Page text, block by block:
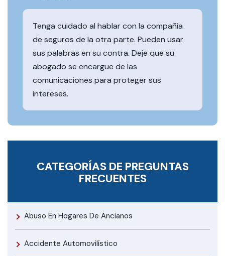
Tenga cuidado al hablar con la compañía
de seguros de la otra parte. Pueden usar
sus palabras en su contra. Deje que su
abogado se encargue de las
comunicaciones para proteger sus
intereses.
CATEGORÍAS DE PREGUNTAS
FRECUENTES
Abuso En Hogares De Ancianos
Accidente Automovilístico